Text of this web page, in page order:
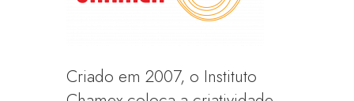
Criado em 2007, o Instituto